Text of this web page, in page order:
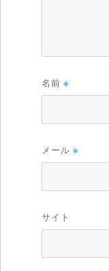
名前 ※
メール ※
サイト